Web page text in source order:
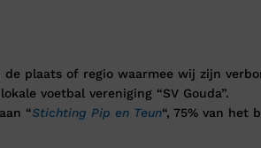
plaats of regio waarmee wij zijn
voetbal vereniging “SV Gouda”.
“Stichting Pip en Teun“, 75% van het